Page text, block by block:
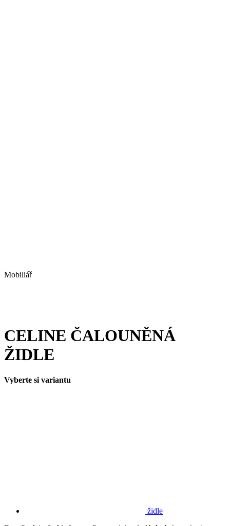
Mobiliář
CELINE ČALOUNĚNÁ
ŽIDLE
Vyberte si variantu
židle